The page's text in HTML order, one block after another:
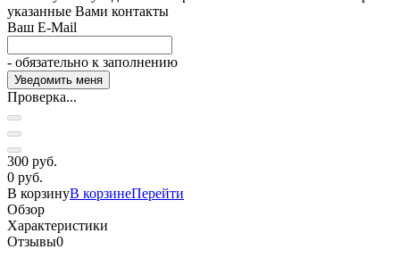
указанные Вами контакты
Ваш E-Mail
- обязательно к заполнению
Проверка...
300 руб.
0 руб.
В корзинуВ корзинеПерейти
Обзор
Характеристики
Отзывы0